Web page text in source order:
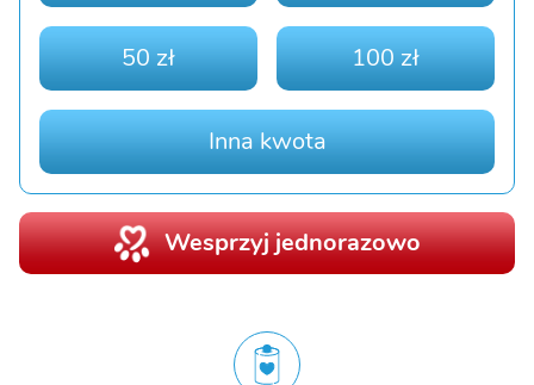
50 zł 100 zł
Inna kwota
Wesprzyj jednorazowo